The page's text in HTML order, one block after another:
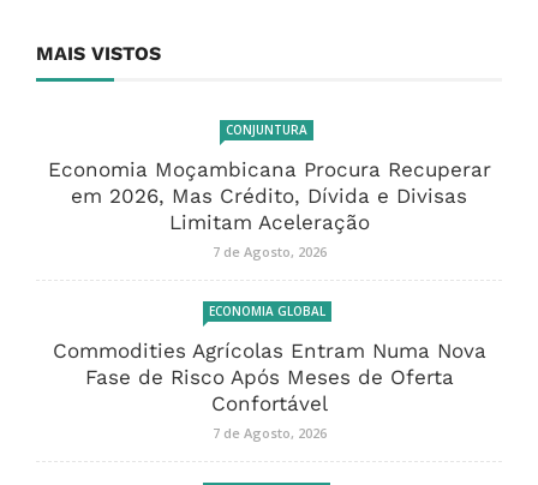
MAIS VISTOS
CONJUNTURA
Economia Moçambicana Procura Recuperar
em 2026, Mas Crédito, Dívida e Divisas
Limitam Aceleração
7 de Agosto, 2026
ECONOMIA GLOBAL
Commodities Agrícolas Entram Numa Nova
Fase de Risco Após Meses de Oferta
Confortável
7 de Agosto, 2026